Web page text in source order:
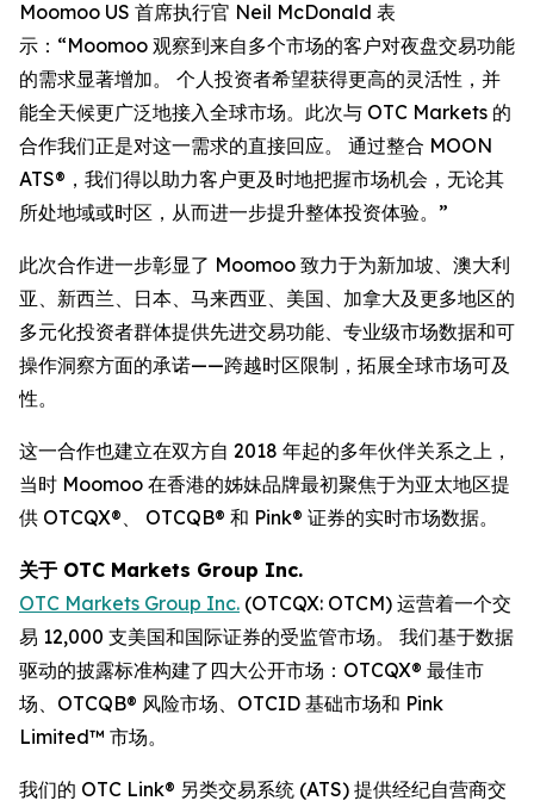
Moomoo US 首席执行官 Neil McDonald 表
示：“Moomoo 观察到来自多个市场的客户对夜盘交易功能
的需求显著增加。 个人投资者希望获得更高的灵活性，并
能全天候更广泛地接入全球市场。此次与 OTC Markets 的
合作我们正是对这一需求的直接回应。 通过整合 MOON
ATS®，我们得以助力客户更及时地把握市场机会，无论其
所处地域或时区，从而进一步提升整体投资体验。”
此次合作进一步彰显了 Moomoo 致力于为新加坡、澳大利
亚、新西兰、日本、马来西亚、美国、加拿大及更多地区的
多元化投资者群体提供先进交易功能、专业级市场数据和可
操作洞察方面的承诺——跨越时区限制，拓展全球市场可及
性。
这一合作也建立在双方自 2018 年起的多年伙伴关系之上，
当时 Moomoo 在香港的姊妹品牌最初聚焦于为亚太地区提
供 OTCQX®、 OTCQB® 和 Pink® 证券的实时市场数据。
关于 OTC Markets Group Inc.
OTC Markets Group Inc. (OTCQX: OTCM) 运营着一个交
易 12,000 支美国和国际证券的受监管市场。 我们基于数据
驱动的披露标准构建了四大公开市场：OTCQX® 最佳市
场、OTCQB® 风险市场、OTCID 基础市场和 Pink
Limited™ 市场。
我们的 OTC Link® 另类交易系统 (ATS) 提供经纪自营商交